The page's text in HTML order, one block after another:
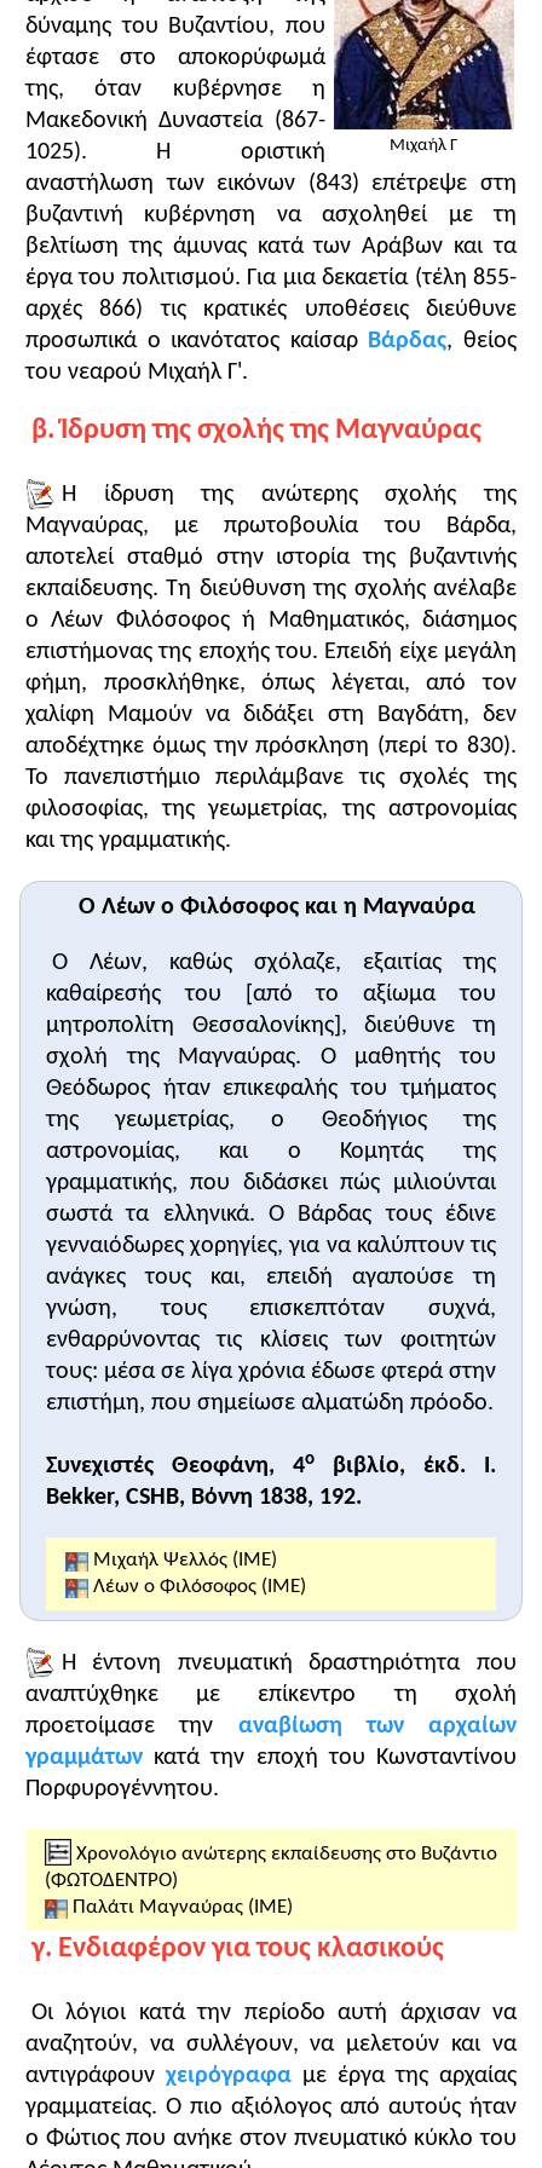
Μιχαήλ Δ' ο Παφλαγών (1034-1041)
Μιχαήλ Ε' ο Καλαφάτης (1041-1042)
Κωνσταντίνος Θ' ο Μονομάχος (1042-1055)
Θεοδώρα (1042 & 1055-1056 )
Μιχαήλ ΣΤ' Βρίγγας (Στρατιωτικός) (1056-1057)
εκτός δυναστείας
Αυτοκρατορίας.
Επισημάνσεις για την πορεία διδασκαλίας
Η διδασκαλία της ενότητας πρέπει να ξεκινήσει
από ένα σημαντικό γεγονός που αναφέρεται στην
προηγούμενη διδακτική ενότητα:την αναστήλωση
των εικόνων που έφερε την ειρήνευση στους
κόλπους της εκκλησίας και της κοινωνίας και έτσι
αποτέλεσε προϋπόθεση για την ανατολή της Νέας
Εποχής στα χρόνια του Μιχαήλ Γ'.
Η εποχή αυτή χαρακτηρίζεται από μεγάλη
πνευματική άνθηση που είχε εμπνευστή και χορηγό
τον καίσαρα Βάρδα, αδελφό της βασιλομήτορος
ενότητας είναι η ίδρυση της σχολής της
συγκρότηση και δραστηριότητα του Λέοντος
Φιλοσόφου και του πατριάρχη Φωτίου, οι
πολεμικές επιτυχίες κατά των Αράβων και η στενά
συνδεδεμένη με αυτές γένεση και διαμόρφωση της
βυζαντινής επικής ή ακριτικής ποίησης.
Σχολιασμός του υποστηρικτικού υλικού
Τοπρώτο παράθεμαείναι απόσπασμα από τους
χρονογράφους που συνέχισαν το έργο του
Θεοφάνη, τους λεγόμενους Συνεχιστές του
Θεοφάνη. Αναφέρεται στη σημαντική θέση που
κατείχε ο Λέων Φιλόσοφος στη σχολή της
Μαγναύρας (ήταν διευθυντής ή ένα είδος
σχολή αποτελούνταν από τα τμήματα φιλοσοφίας,
γεωμετρίας, αστρονομίας και γραμματικής. Οι
καθηγητές που διεύθυναν τις αντίστοιχες έδρες
ήταν ο Λέων και οι στενοί συνεργάτες του. Το
απόσπασμα προσδιορίζει επίσης τα μέτρα που
έλαβε ο ιδρυτής της σχολής, ο καίσαρας
για την πρόοδό της (γενναιόδωρες χορηγίες στη
σχολή και ενίσχυση των ταλαντούχων φοιτητών).
Τοδεύτερο παράθεμα
, το οποίο προέρχεται από
τη γραφίδα του Νικήτα του Παφλαγόνος,
παρουσιάζει την κοινωνική προέλευση (από τους
ευγενείς), την παιδεία (κατείχε όλες τιςθύραθεν,
δηλ. τις κοσμικές επιστήμες) και την πνευματική
προσωπικότητα του Φωτίου. Ο σπουδαίος αυτός
λόγιος και πατριάρχης συνδύαζε πλούτο, τάλαντο
και επιμέλεια, με αποτέλεσμα να συναγωνίζεται
όχι μόνο τους συγχρόνους του αλλά και τους
αρχαίους διανοουμένους.
τρίτο παράθεμα είναι απόσπασμα από το
στη διάβαση του Ευφράτη από νεαρό πολεμιστή
και την έναρξη της βυζαντινής αντεπίθεση, ένα
γεγονός που ενέπνευσε και γέμισε με περηφάνεια
τους απλούς βυζαντινούς πολίτες.
τέταρτο παράθεμαείναι ένα σχόλιο του Αρέθα
πάνω σε ένα αρχαίο κείμενο και αναφέρεται σε
περιπλανώμενους μουσικούς από τη μικρασιατική
επαρχία της Παφλαγονίας (στα ΒΔ της Μ. Ασίας) —
κάτι ανάλογο με τους περιφερόμενους ραψωδούς
επικών τραγουδιών— που άδουν ηρωικά
τραγούδια και μπορεί να συγκριθεί με το
εικονογραφικό υλικό της ενότητας.
Η πρώτη εικόνα της ενότητας μετην παράσταση
του προφήτη Έσδραδείχνει ένα λόγιο ή
αντιγραφέα κατά την ώρα της εργασίας του με
φόντο ένα ερμάρι βιβλιοθήκης και μπορεί να
συνδυαστεί με τη δραστηριοποίηση των λογίων και
κατά την περίοδο αυτή. Η δεύτερη εικόνα
(τοιχογραφία) δείχνει βυζαντινούς μουσικούς να
συνοδεύουν τραγουδιστή.
Υποδείξεις για τις απαντήσεις στις ερωτήσεις του
βιβλίου
Μιχαήλ Γ
δύναμης του Βυζαντίου, που
έφτασε στο αποκορύφωμά
της, όταν κυβέρνησε η
Μακεδονική Δυναστεία (867-
1025). Η οριστική
αναστήλωση των εικόνων (843) επέτρεψε στη
βυζαντινή κυβέρνηση να ασχοληθεί με τη
βελτίωση της άμυνας κατά των Αράβων και τα
έργα του πολιτισμού. Για μια δεκαετία (τέλη 855-
αρχές 866) τις κρατικές υποθέσεις διεύθυνε
προσωπικά ο ικανότατος καίσαρ Βάρδας, θείος
του νεαρού Μιχαήλ Γ'.
β. Ίδρυση της σχολής της Μαγναύρας
Η ίδρυση της ανώτερης σχολής της
Μαγναύρας, με πρωτοβουλία του Βάρδα,
αποτελεί σταθμό στην ιστορία της βυζαντινής
εκπαίδευσης. Τη διεύθυνση της σχολής ανέλαβε
ο Λέων Φιλόσοφος ή Μαθηματικός, διάσημος
επιστήμονας της εποχής του. Επειδή είχε μεγάλη
φήμη, προσκλήθηκε, όπως λέγεται, από τον
χαλίφη Μαμούν να διδάξει στη Βαγδάτη, δεν
αποδέχτηκε όμως την πρόσκληση (περί το 830).
Το πανεπιστήμιο περιλάμβανε τις σχολές της
φιλοσοφίας, της γεωμετρίας, της αστρονομίας
και της γραμματικής.
Ο Λέων ο Φιλόσοφος και η Μαγναύρα
Ο Λέων, καθώς σχόλαζε, εξαιτίας της
καθαίρεσής του [από το αξίωμα του
μητροπολίτη Θεσσαλονίκης], διεύθυνε τη
σχολή της Μαγναύρας. Ο μαθητής του
Θεόδωρος ήταν επικεφαλής του τμήματος
της γεωμετρίας, ο Θεοδήγιος της
αστρονομίας, και ο Κομητάς της
γραμματικής, που διδάσκει πώς μιλιούνται
σωστά τα ελληνικά. Ο Βάρδας τους έδινε
γενναιόδωρες χορηγίες, για να καλύπτουν τις
ανάγκες τους και, επειδή αγαπούσε τη
γνώση, τους επισκεπτόταν συχνά,
ενθαρρύνοντας τις κλίσεις των φοιτητών
τους: μέσα σε λίγα χρόνια έδωσε φτερά στην
επιστήμη, που σημείωσε αλματώδη πρόοδο.
Συνεχιστές Θεοφάνη, 4ο
βιβλίο, έκδ. I.
Bekker, CSHB, Βόννη 1838, 192.
Μιχαήλ Ψελλός (ΙΜΕ)
Λέων ο Φιλόσοφος (ΙΜΕ)
Η έντονη πνευματική δραστηριότητα που
αναπτύχθηκε με επίκεντρο τη σχολή
προετοίμασε την αναβίωση των αρχαίων
γραμμάτων κατά την εποχή του Κωνσταντίνου
Πορφυρογέννητου.
Χρονολόγιο ανώτερης εκπαίδευσης στο Βυζάντιο
(ΦΩΤΟΔΕΝΤΡΟ)
Παλάτι Μαγναύρας (ΙΜΕ)
γ. Ενδιαφέρον για τους κλασικούς
Οι λόγιοι κατά την περίοδο αυτή άρχισαν να
αναζητούν, να συλλέγουν, να μελετούν και να
αντιγράφουν χειρόγραφα με έργα της αρχαίας
γραμματείας. Ο πιο αξιόλογος από αυτούς ήταν
ο Φώτιος που ανήκε στον πνευματικό κύκλο του